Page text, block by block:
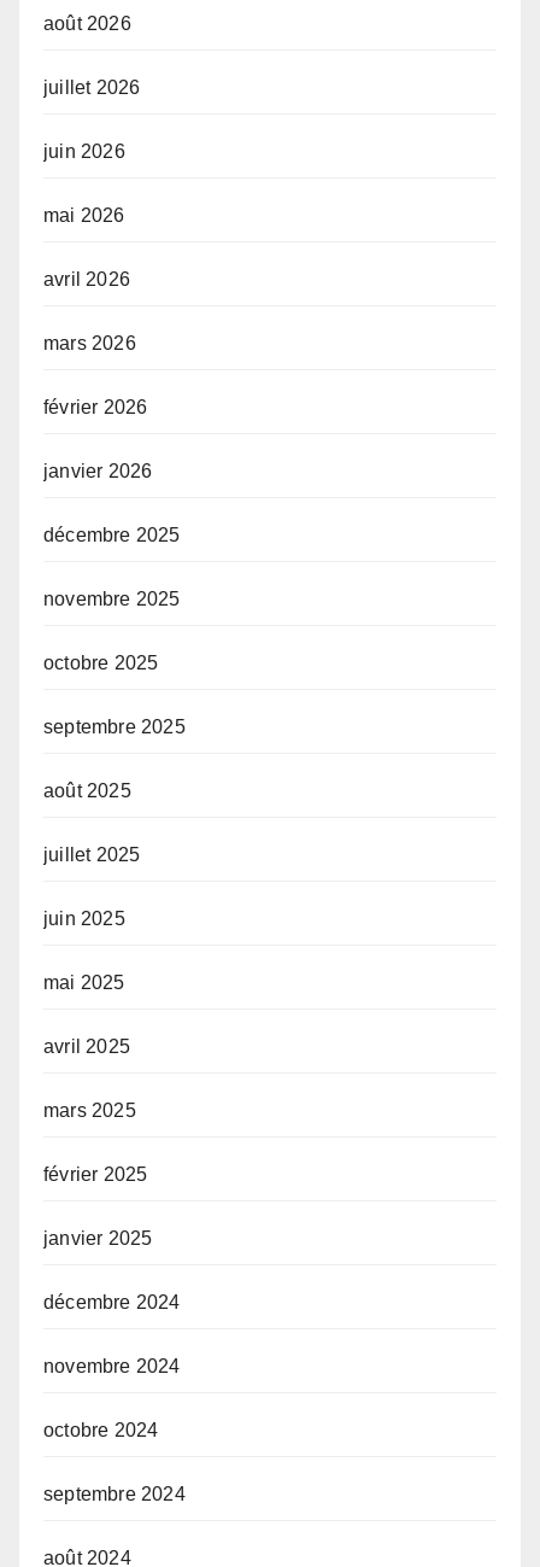
août 2026
juillet 2026
juin 2026
mai 2026
avril 2026
mars 2026
février 2026
janvier 2026
décembre 2025
novembre 2025
octobre 2025
septembre 2025
août 2025
juillet 2025
juin 2025
mai 2025
avril 2025
mars 2025
février 2025
janvier 2025
décembre 2024
novembre 2024
octobre 2024
septembre 2024
août 2024